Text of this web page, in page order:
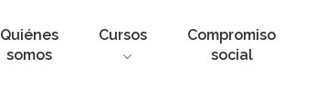
Quiénes
somos
Cursos
Compromiso
social